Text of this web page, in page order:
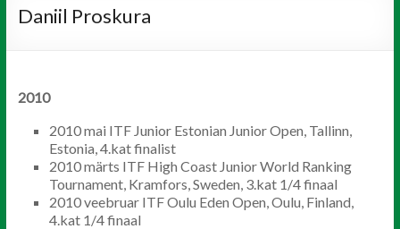
Daniil Proskura
2010
2010 mai ITF Junior Estonian Junior Open, Tallinn,
Estonia, 4.kat finalist
2010 märts ITF High Coast Junior World Ranking
Tournament, Kramfors, Sweden, 3.kat 1/4 finaal
2010 veebruar ITF Oulu Eden Open, Oulu, Finland,
4.kat 1/4 finaal